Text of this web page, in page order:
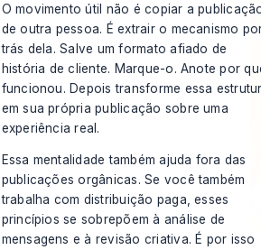
O movimento útil não é copiar a
de outra pessoa. É extrair o mecanismo
trás dela. Salve um formato afiado de
história de cliente. Marque-o. Anote por
funcionou. Depois transforme essa
em sua própria publicação sobre uma
experiência real.
Essa mentalidade também ajuda fora das
publicações orgânicas. Se você também
trabalha com distribuição paga, esses
princípios se sobrepõem à análise de
mensagens e à revisão criativa. É por isso